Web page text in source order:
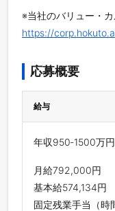
※当社のバリュー・
https://
応募概要
給与
年収950‐1500万円
月給792,000円
基本給574,134円
固定残業手当（時